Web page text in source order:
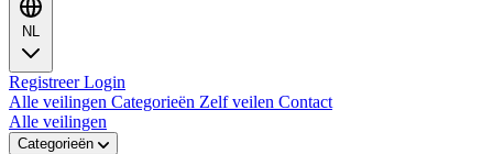
NL
RegistreerLogin
Alle veilingen Categorieën Zelf veilen Contact
Alle veilingen
Categorieën